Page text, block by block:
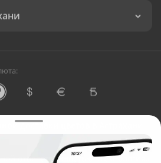
доставки цветов в Астрахани
ответственностью «Технология»